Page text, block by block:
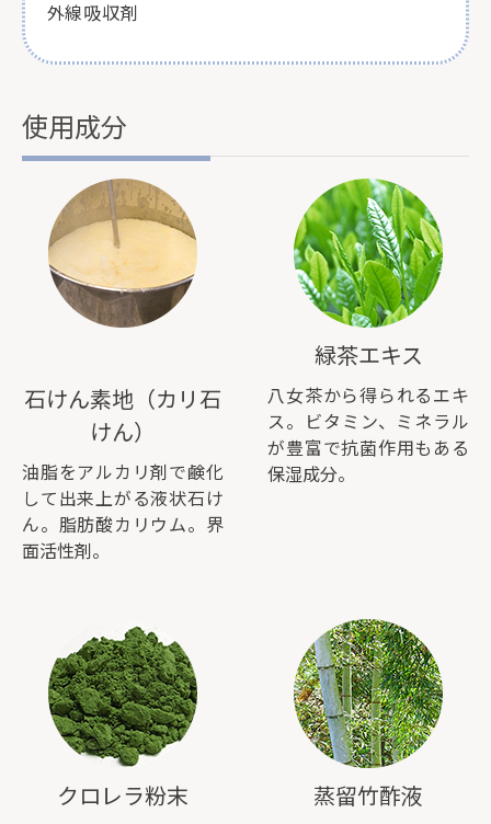
外線吸収剤
使用成分
石けん素地（カリ石
けん）
油脂をアルカリ剤で鹸化
して出来上がる液状石け
ん。脂肪酸カリウム。界
面活性剤。
緑茶エキス
八女茶から得られるエキ
ス。ビタミン、ミネラル
が豊富で抗菌作用もある
保湿成分。
クロレラ粉末 蒸留竹酢液